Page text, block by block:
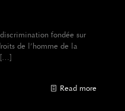
fondée sur
de l’homme de la
[…]
Read more